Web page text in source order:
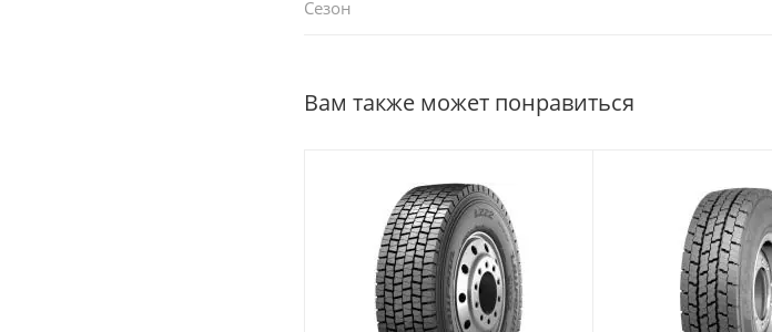
Сезон
Вам также может понравиться